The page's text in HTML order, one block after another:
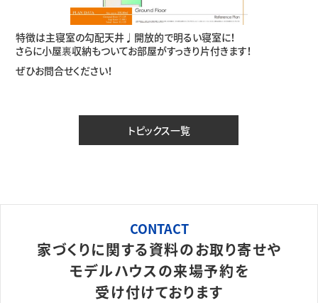
特徴は主寝室の勾配天井♩開放的で明るい寝室に！
さらに小屋裏収納もついてお部屋がすっきり片付きます！
ぜひお問合せください！
トピックス一覧
CONTACT
家づくりに関する資料のお取り寄せや
モデルハウスの来場予約を
受け付けております